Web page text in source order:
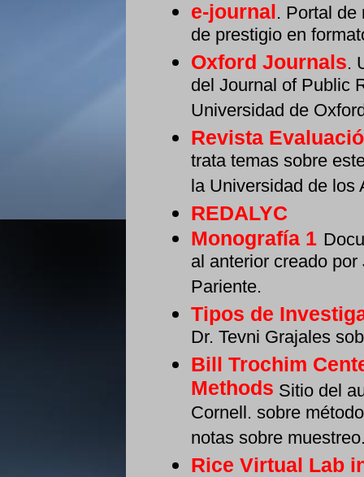
e-journal . Portal de
de prestigio en
Oxford Journals.
del Journal of Public
Universidad de
Revista
trata temas sobre
la Universidad de los
REDALYC
Monografía 1
al anterior creado
Pariente.
Tipos de
Dr. Tevni Grajales
Bill Trochim
Methods Sitio del
Cornell. sobre
notas sobre
Rice Virtual Lab